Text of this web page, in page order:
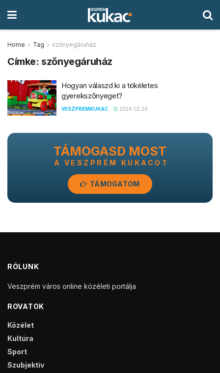
Home Tag szőnyegáruház
Címke: szőnyegáruház
Hogyan válaszd ki a tökéletes
gyerekszőnyeget?
VESZPREMKUKAC 2024.02.26.
TÁMOGASD MOST
A VESZPRÉM KUKACOT
TÁMOGATOM
RÓLUNK
Veszprém város online közéleti portálja
ROVATOK
Közélet
Kultúra
Sport
Szubjektív